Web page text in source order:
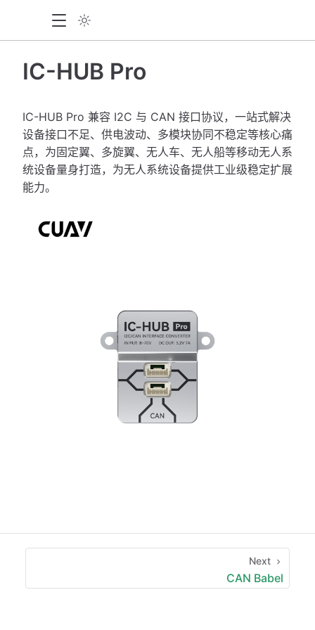
IC-HUB Pro
IC-HUB Pro 兼容 I2C 与 CAN 接口协议，一站式解决
设备接口不足、供电波动、多模块协同不稳定等核心痛
点，为固定翼、多旋翼、无人车、无人船等移动无人系
统设备量身打造，为无人系统设备提供工业级稳定扩展
能力。
Next
CAN Babel